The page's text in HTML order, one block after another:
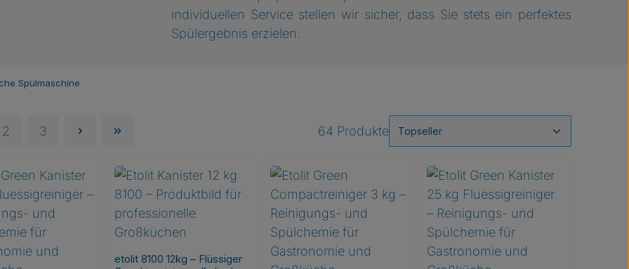
individuellen Service stellen wir sicher, dass Sie stets ein perfektes
Spülergebnis erzielen.
Spülmaschine
Seite
2
Seite
3 64 Produkte
etolit 8100 12kg – Flüssiger